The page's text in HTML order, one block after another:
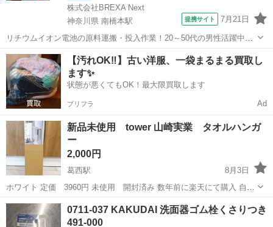
株式会社BREXA Next
神奈川県 南橋本駅
提携サイト 7月21日
リチウムイオン電池の原料運搬・投入作業！20～50代の男性活躍中★
ワンルーム寮完備！赴任旅費会社負担！年間休日130日★フォークリフ
ト免許お持ちの方、活躍中！就業先食堂利用可★《神奈川県相模原
市》 人気の工場のお仕事 ◇電...
神奈川 相模原市 南橋本駅 その他
【汚れOK‼️】古い洋服、一袋まるまる買取し
ます✨
状態が悪くてもOK！最大限買取します
プリフラ Ad
新品未使用 tower 山崎実業 タオルハンガ
ー
2,000円
葛西駅
8月3日
ホワイト 定価 3960円 未使用 開封済み 数年前に楽天にて購入 自宅
のタオルハンガーには合いませんでしたのでお譲りします
東京 江戸川区
0711-037 KAKUDAI 洗面器ゴム栓くさりつき
491-000